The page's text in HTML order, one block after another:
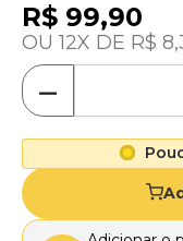
R$ 99,90
12 R$ 8,
－